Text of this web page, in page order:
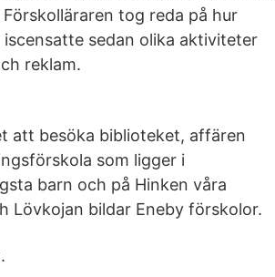
tog reda på hur
sedan olika aktiviteter
reklam.
att besöka biblioteket, affären
som ligger i
barn och på Hinken våra
Lövkojan bildar Eneby förskolor.